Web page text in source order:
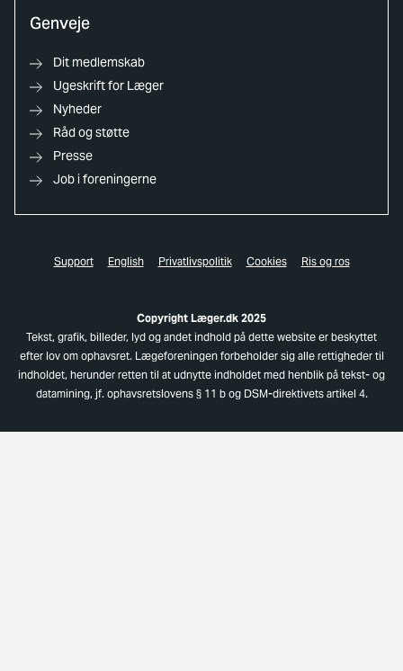
Genveje
Dit medlemskab
Ugeskrift for Læger
Nyheder
Råd og støtte
Presse
Job i foreningerne
Support English Privatlivspolitik Cookies Ris og ros
Copyright Læger.dk 2025
Tekst, grafik, billeder, lyd og andet indhold på dette website er beskyttet
efter lov om ophavsret. Lægeforeningen forbeholder sig alle rettigheder til
indholdet, herunder retten til at udnytte indholdet med henblik på tekst- og
datamining, jf. ophavsretslovens § 11 b og DSM-direktivets artikel 4.